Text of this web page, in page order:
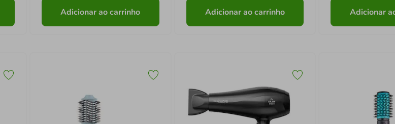
Adicionar ao carrinho Adicionar ao carrinho Adicionar